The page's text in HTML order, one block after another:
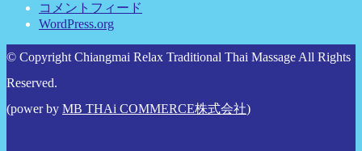
コメントフィード
WordPress.org
© Copyright Chiangmai Relax Traditional Thai Massage All Rights
Reserved.
(power by MB THAi COMMERCE株式会社)